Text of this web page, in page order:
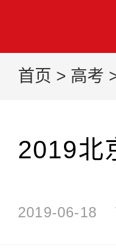
首页 > 高考
2019北
2019-06-18